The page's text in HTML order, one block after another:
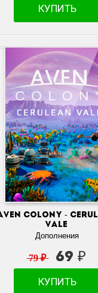
КУПИТЬ
Colony -
Vale
Дополнения
79 ₽ 69 ₽
КУПИТЬ